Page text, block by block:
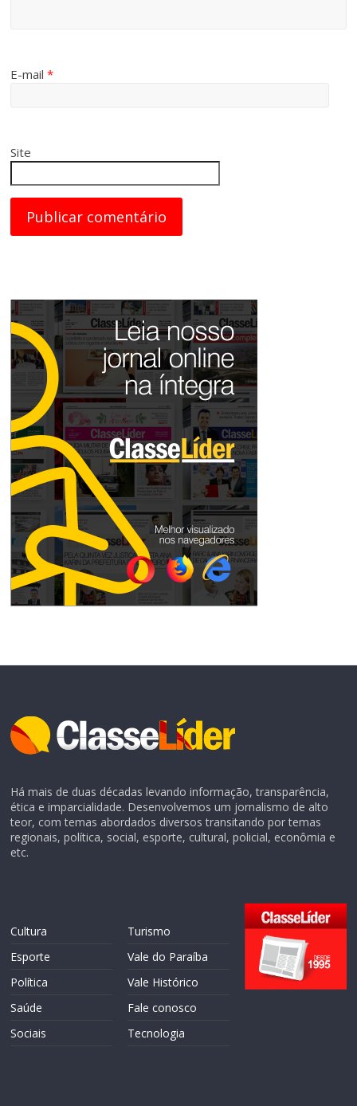
E-mail*
Site
Há mais de duas décadas levando informação, transparência,
ética e imparcialidade. Desenvolvemos um jornalismo de alto
teor, com temas abordados diversos transitando por temas
regionais, política, social, esporte, cultural, policial, econômia e
etc.
Cultura
Esporte
Política
Saúde
Sociais
Turismo
Vale do Paraíba
Vale Histórico
Fale conosco
Tecnologia